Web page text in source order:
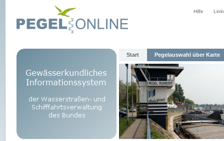
Hilfe
Start Pegelauswahl über Karte